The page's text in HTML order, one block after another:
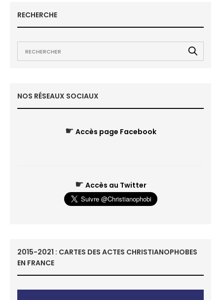
RECHERCHE
NOS RÉSEAUX SOCIAUX
☛ Accès page Facebook
☛ Accès au Twitter
2015-2021 : CARTES DES ACTES CHRISTIANOPHOBES
EN FRANCE